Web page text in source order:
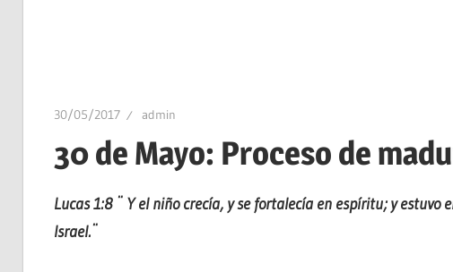
30/05/2017 admin
30 de Mayo: Proceso de
Lucas 1:8 ¨ Y el niño crecía, y se fortalecía en espíritu; y
Israel.¨